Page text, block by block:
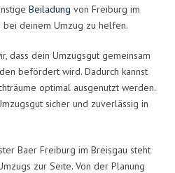
Beiladung von Freiburg im
bei deinem Umzug zu helfen.
dass dein Umzugsgut gemeinsam
befördert wird. Dadurch kannst
optimal ausgenutzt werden.
sicher und zuverlässig in
Baer Freiburg im Breisgau steht
zur Seite. Von der Planung